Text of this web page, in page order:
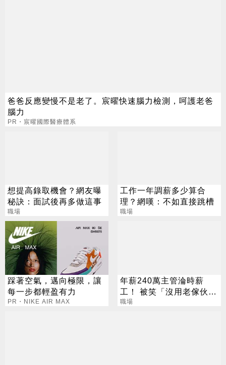
爸爸反應變慢不是老了。宸曜快速腦力檢測，呵護老爸
腦力
PR・宸曜國際醫療體系
想提高錄取機會？網友曝
秘訣：面試後再多做這事
職場
工作一年調薪多少算合
理？網嘆：不如直接跳槽
職場
踩著空氣，邁向極限，讓
每一步都輕盈有力
PR・NIKE AIR MAX
年薪240萬主管淪時薪
工！ 被笑「沒用老傢伙」
含淚苦吞原因曝
職場